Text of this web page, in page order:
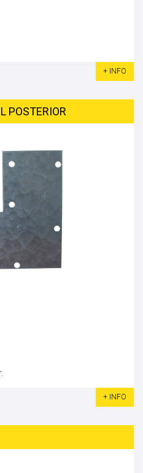
+ INFO
POSTERIOR
+ INFO